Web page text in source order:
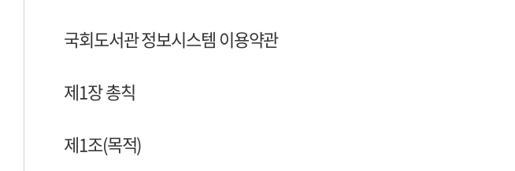
국회도서관 정보시스템 이용약관
제1장 총칙
제1조(목적)